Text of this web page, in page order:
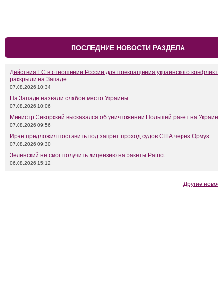
ПОСЛЕДНИЕ НОВОСТИ РАЗДЕЛА
Действия ЕС в отношении России для прекращения украинского
раскрыли на Западе
07.08.2026 10:34
На Западе назвали слабое место Украины
07.08.2026 10:06
Министр Сикорский высказался об уничтожении Польшей ракет на
07.08.2026 09:56
Иран предложил поставить под запрет проход судов США через Ормуз
07.08.2026 09:30
Зеленский не смог получить лицензию на ракеты Patriot
06.08.2026 15:12
Другие